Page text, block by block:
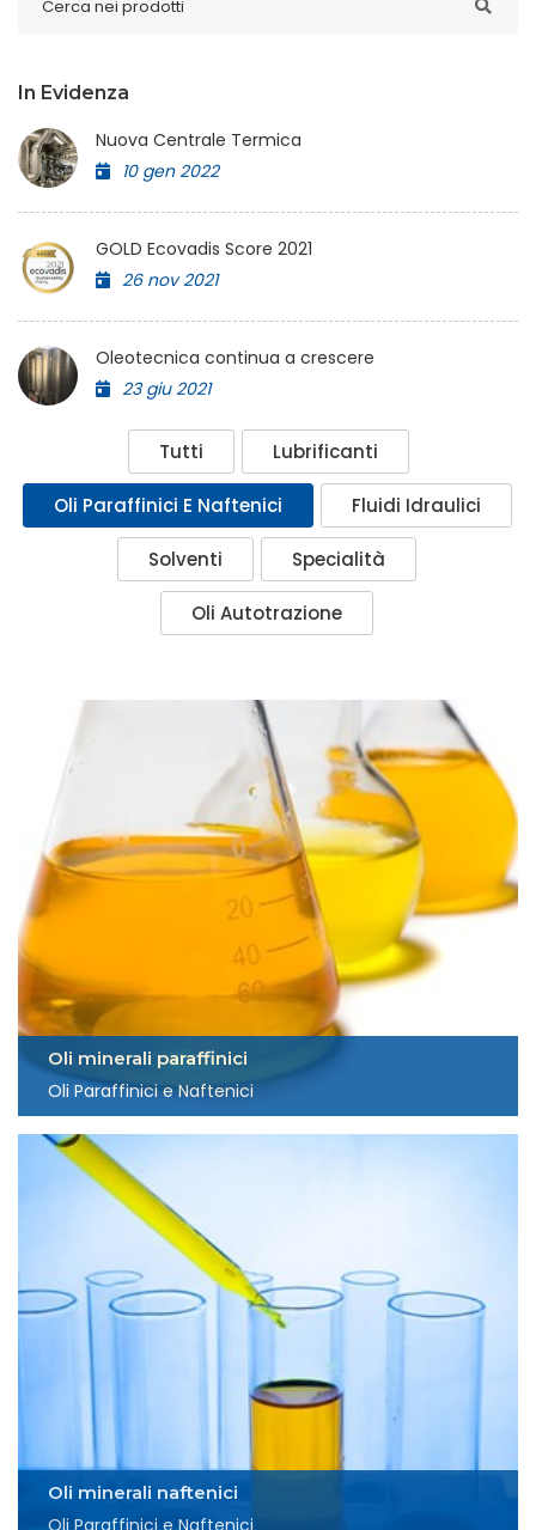
In Evidenza
Nuova Centrale Termica
10 gen 2022
GOLD Ecovadis Score 2021
26 nov 2021
Oleotecnica continua a crescere
23 giu 2021
Tutti Lubrificanti
Oli Paraffinici E Naftenici Fluidi Idraulici
Solventi Specialità
Oli Autotrazione
Oli minerali paraffinici
Oli Paraffinici e Naftenici
Oli minerali naftenici